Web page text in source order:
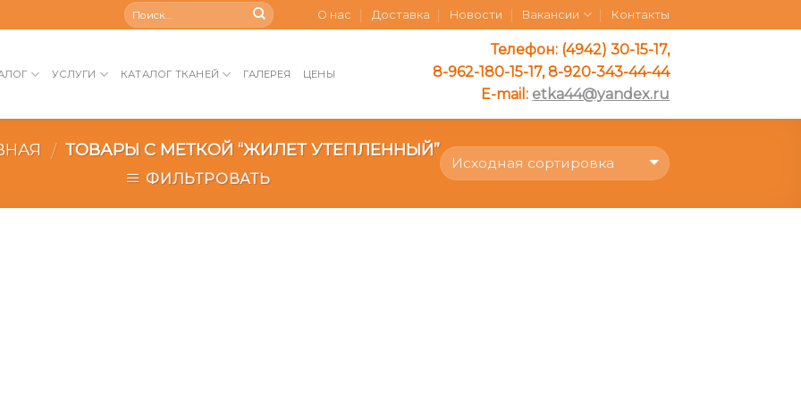
О нас Доставка Новости Вакансии Контакты
УСЛУГИ КАТАЛОГ ТКАНЕЙ ГАЛЕРЕЯ ЦЕНЫ
Телефон: (4942) 30-15-17,
8-962-180-15-17, 8-920-343-44-44
E-mail: etka44@yandex.ru
/ ТОВАРЫ С МЕТКОЙ “ЖИЛЕТ УТЕПЛЕННЫЙ”
ФИЛЬТРОВАТЬ